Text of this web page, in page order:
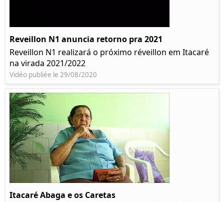
Reveillon N1 anuncia retorno pra 2021
Reveillon N1 realizará o próximo réveillon em Itacaré
na virada 2021/2022
Vidéo publiée le 29/08/2020
Itacaré Abaga e os Caretas